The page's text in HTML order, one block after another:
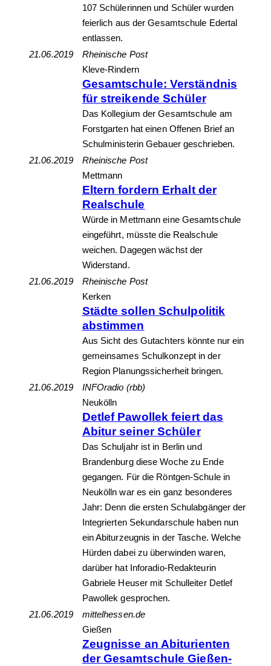
107 Schülerinnen und Schüler wurden
feierlich aus der Gesamtschule Edertal
entlassen.
21.06.2019
Rheinische Post
Kleve-Rindern
Gesamtschule: Verständnis
für streikende Schüler
Das Kollegium der Gesamtschule am
Forstgarten hat einen Offenen Brief an
Schulministerin Gebauer geschrieben.
21.06.2019
Rheinische Post
Mettmann
Eltern fordern Erhalt der
Realschule
Würde in Mettmann eine Gesamtschule
eingeführt, müsste die Realschule
weichen. Dagegen wächst der
Widerstand.
21.06.2019
Rheinische Post
Kerken
Städte sollen Schulpolitik
abstimmen
Aus Sicht des Gutachters könnte nur ein
gemeinsames Schulkonzept in der
Region Planungssicherheit bringen.
21.06.2019
INFOradio (rbb)
Neukölln
Detlef Pawollek feiert das
Abitur seiner Schüler
Das Schuljahr ist in Berlin und
Brandenburg diese Woche zu Ende
gegangen. Für die Röntgen-Schule in
Neukölln war es ein ganz besonderes
Jahr: Denn die ersten Schulabgänger der
Integrierten Sekundarschule haben nun
ein Abiturzeugnis in der Tasche. Welche
Hürden dabei zu überwinden waren,
darüber hat Inforadio-Redakteurin
Gabriele Heuser mit Schulleiter Detlef
Pawollek gesprochen.
21.06.2019
mittelhessen.de
Gießen
Zeugnisse an Abiturienten
der Gesamtschule Gießen-